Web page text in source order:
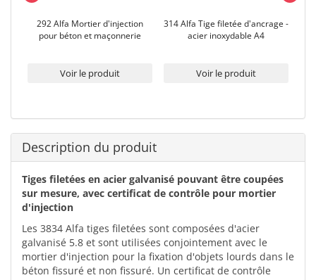
292 Alfa Mortier d'injection
pour béton et maçonnerie
Voir le produit
314 Alfa Tige filetée d'ancrage -
acier inoxydable A4
Voir le produit
Description du produit
Tiges filetées en acier galvanisé pouvant être coupées
sur mesure, avec certificat de contrôle pour mortier
d'injection
Les 3834 Alfa tiges filetées sont composées d'acier
galvanisé 5.8 et sont utilisées conjointement avec le
mortier d'injection pour la fixation d'objets lourds dans le
béton fissuré et non fissuré. Un certificat de contrôle